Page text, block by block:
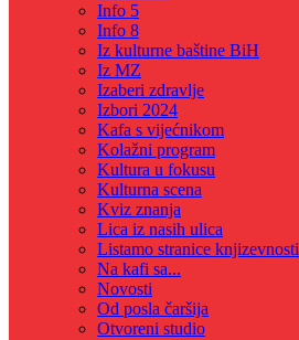
Info 5
Info 8
Iz kulturne baštine BiH
Iz MZ
Izaberi zdravlje
Izbori 2024
Kafa s vijećnikom
Kolažni program
Kultura u fokusu
Kulturna scena
Kviz znanja
Lica iz nasih ulica
Listamo stranice knjizevnosti
Na kafi sa...
Novosti
Od posla čaršija
Otvoreni studio